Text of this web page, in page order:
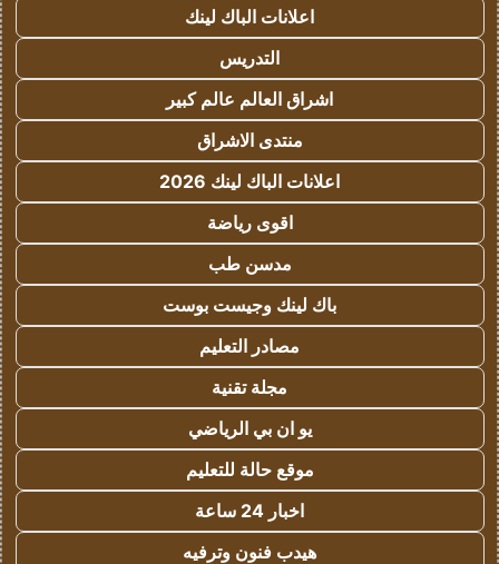
اعلانات الباك لينك
التدريس
اشراق العالم عالم كبير
منتدى الاشراق
اعلانات الباك لينك 2026
اقوى رياضة
مدسن طب
باك لينك وجيست بوست
مصادر التعليم
مجلة تقنية
يو ان بي الرياضي
موقع حالة للتعليم
اخبار 24 ساعة
هيدب فنون وترفيه